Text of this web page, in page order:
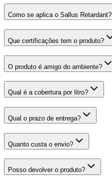
Como se aplica o Sallus Retardant?
Que certificações tem o produto?
O produto é amigo do ambiente?
Qual é a cobertura por litro?
Qual o prazo de entrega?
Quanto custa o envio?
Posso devolver o produto?